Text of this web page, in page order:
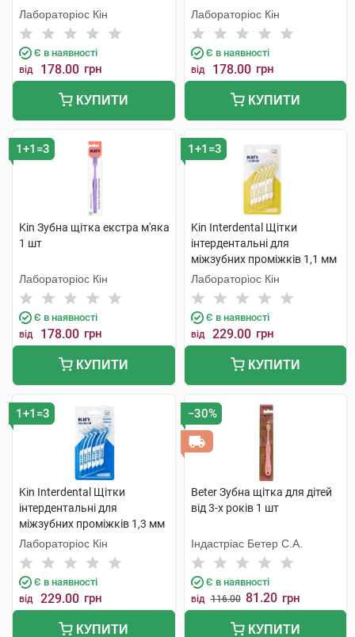
Лабораторіос Кін
Є в наявності
від 178.00 грн
КУПИТИ
Лабораторіос Кін
Є в наявності
від 178.00 грн
КУПИТИ
1+1=3
Kin Зубна щітка екстра м'яка
1 шт
Лабораторіос Кін
Є в наявності
від 178.00 грн
КУПИТИ
1+1=3
Kin Interdental Щітки
інтердентальні для
міжзубних проміжків 1,1 мм
6 шт
Лабораторіос Кін
Є в наявності
від 229.00 грн
КУПИТИ
1+1=3
Kin Interdental Щітки
інтердентальні для
міжзубних проміжків 1,3 мм
6 шт
Лабораторіос Кін
Є в наявності
від 229.00 грн
КУПИТИ
−30%
Beter Зубна щітка для дітей
від 3-х років 1 шт
Індастріас Бетер С.А.
Є в наявності
від 116.00 81.20 грн
КУПИТИ